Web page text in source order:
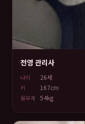
전영 관리사
나이 26세
키 167cm
몸무게 54kg